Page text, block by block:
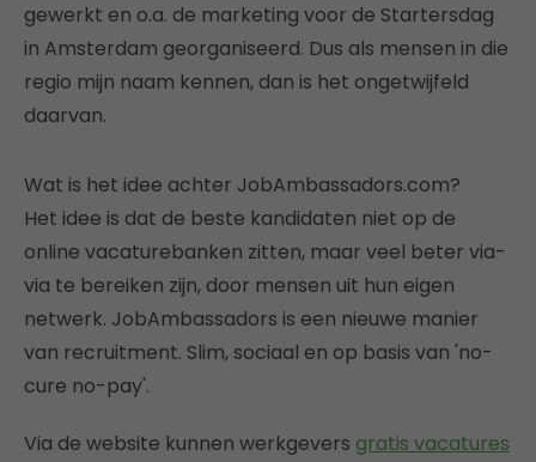
gewerkt en o.a. de marketing voor de Startersdag
in Amsterdam georganiseerd. Dus als mensen in die
regio mijn naam kennen, dan is het ongetwijfeld
daarvan.
Wat is het idee achter JobAmbassadors.com?
Het idee is dat de beste kandidaten niet op de
online vacaturebanken zitten, maar veel beter via-
via te bereiken zijn, door mensen uit hun eigen
netwerk. JobAmbassadors is een nieuwe manier
van recruitment. Slim, sociaal en op basis van 'no-
cure no-pay'.
Via de website kunnen werkgevers gratis vacatures